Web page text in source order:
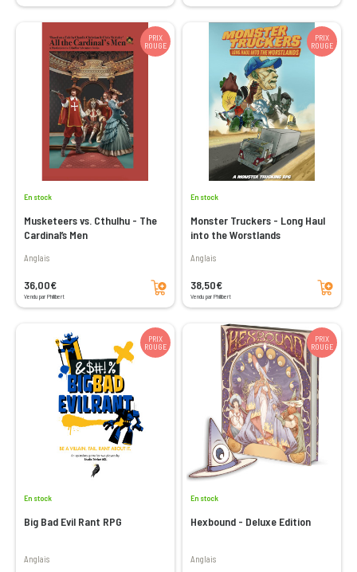
PRIX
ROUGE
En stock
Musketeers vs. Cthulhu - The
Cardinal’s Men
Anglais
36,00€
Vendu par Philibert
Ajouter au panier
PRIX
ROUGE
En stock
Monster Truckers - Long Haul
into the Worstlands
Anglais
38,50€
Vendu par Philibert
Ajouter au panier
PRIX
ROUGE
En stock
Big Bad Evil Rant RPG
Anglais
PRIX
ROUGE
En stock
Hexbound - Deluxe Edition
Anglais